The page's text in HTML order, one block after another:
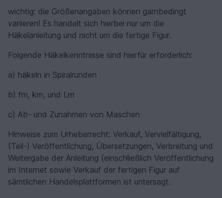
wichtig: die Größenangaben können garnbedingt
variieren! Es handelt sich hierbei nur um die
Häkelanleitung und nicht um die fertige Figur.
Folgende Häkelkenntnisse sind hierfür erforderlich:
a) häkeln in Spiralrunden
b) fm, km, und Lm
c) Ab- und Zunahmen von Maschen
Hinweise zum Urheberrecht: Verkauf, Vervielfältigung,
(Teil-) Veröffentlichung, Übersetzungen, Verbreitung und
Weitergabe der Anleitung (einschließlich Veröffentlichung
im Internet sowie Verkauf der fertigen Figur auf
sämtlichen Handelsplattformen ist untersagt.